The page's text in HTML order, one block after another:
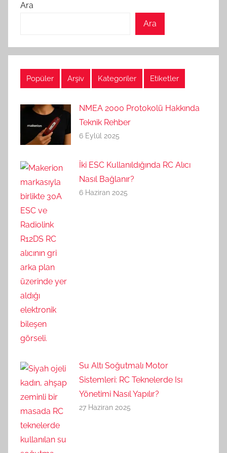
Ara
Ara
Popüler Arşiv Kategoriler Etiketler
NMEA 2000 Protokolü Hakkında
Teknik Rehber
6 Eylül 2025
İki ESC Kullanıldığında RC Alıcı
Nasıl Bağlanır?
6 Haziran 2025
Su Altı Soğutmalı Motor
Sistemleri: RC Teknelerde Isı
Yönetimi Nasıl Yapılır?
27 Haziran 2025